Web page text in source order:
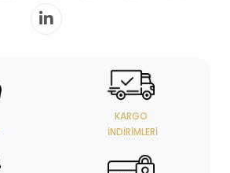
KARGO
İNDIRIMLERI